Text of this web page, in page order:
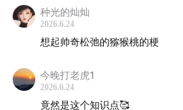
软骨的无血管特性与自我修复能力
Bhosale, A. M., & Richardson,
cartilage: Structure, injuries
management.
软骨细胞增殖能力极弱——细胞年
种光的灿灿
2026.6.24
想起帅奇松弛的猕猴桃的梗
今晚打老虎1
2026.6.24
竟然是这个知识点🥰